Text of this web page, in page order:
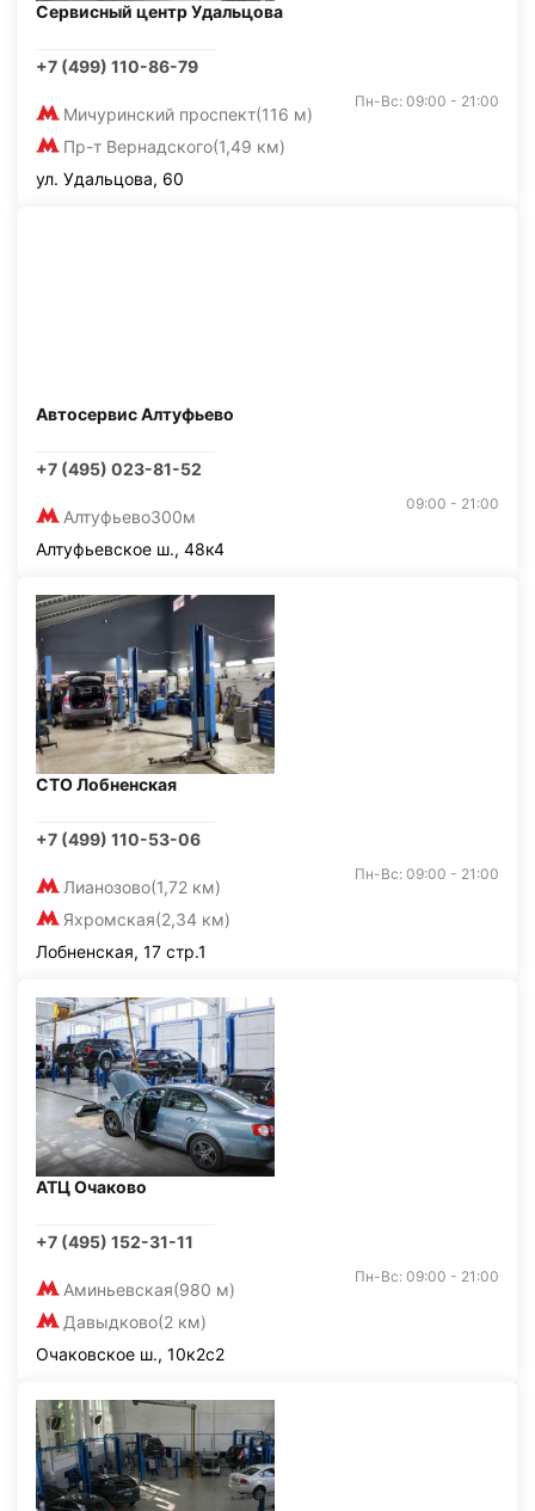
Сервисный центр Удальцова
+7 (499) 110-86-79
Мичуринский проспект(116 м)
Пр-т Вернадского(1,49 км)
Пн-Вс: 09:00 - 21:00
ул. Удальцова, 60
Автосервис Алтуфьево
+7 (495) 023-81-52
Алтуфьево300м
09:00 - 21:00
Алтуфьевское ш., 48к4
СТО Лобненская
+7 (499) 110-53-06
Лианозово(1,72 км)
Яхромская(2,34 км)
Пн-Вс: 09:00 - 21:00
Лобненская, 17 стр.1
АТЦ Очаково
+7 (495) 152-31-11
Аминьевская(980 м)
Давыдково(2 км)
Пн-Вс: 09:00 - 21:00
Очаковское ш., 10к2с2